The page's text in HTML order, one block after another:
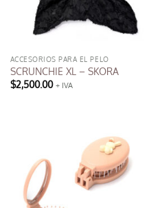
ACCESORIOS PARA EL PELO
SCRUNCHIE XL – SKORA
$2,500.00 + IVA